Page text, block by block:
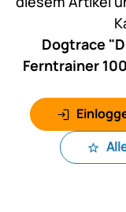
Dogtrace
Ferntrainer